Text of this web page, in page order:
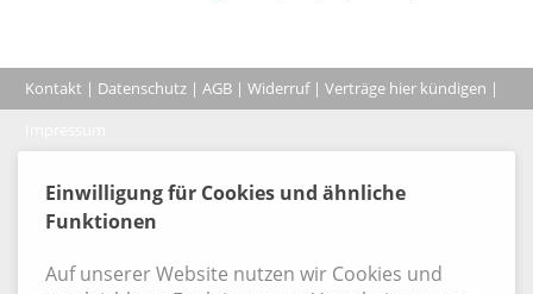
Kontakt | Datenschutz | AGB | Widerruf| Verträge hier kündigen |
Einwilligung für Cookies und ähnliche
Funktionen
Auf unserer Website nutzen wir Cookies und